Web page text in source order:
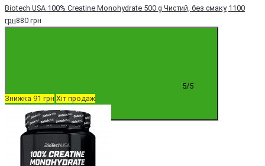
Biotech USA 100% Creatine Monohydrate 500 g Чистий, без смаку 1100
грн880 грн
Купити
5/5
Знижка 91 грн Хіт продаж